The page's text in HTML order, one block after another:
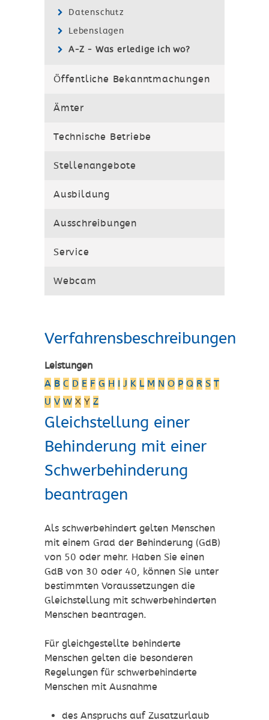
Datenschutz
Lebenslagen
A-Z - Was erledige ich wo?
Öffentliche Bekanntmachungen
Ämter
Technische Betriebe
Stellenangebote
Ausbildung
Ausschreibungen
Service
Webcam
Verfahrensbeschreibungen
Leistungen
A B C D E F G H I J K L M N O P Q R S T
U V W X Y Z
Gleichstellung einer
Behinderung mit einer
Schwerbehinderung
beantragen
Als schwerbehindert gelten Menschen
mit einem Grad der Behinderung (GdB)
von 50 oder mehr. Haben Sie einen
GdB von 30 oder 40, können Sie unter
bestimmten Voraussetzungen die
Gleichstellung mit schwerbehinderten
Menschen beantragen.
Für gleichgestellte behinderte
Menschen gelten die besonderen
Regelungen für schwerbehinderte
Menschen mit Ausnahme
des Anspruchs auf Zusatzurlaub